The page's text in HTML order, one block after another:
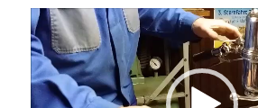
Video-
Player